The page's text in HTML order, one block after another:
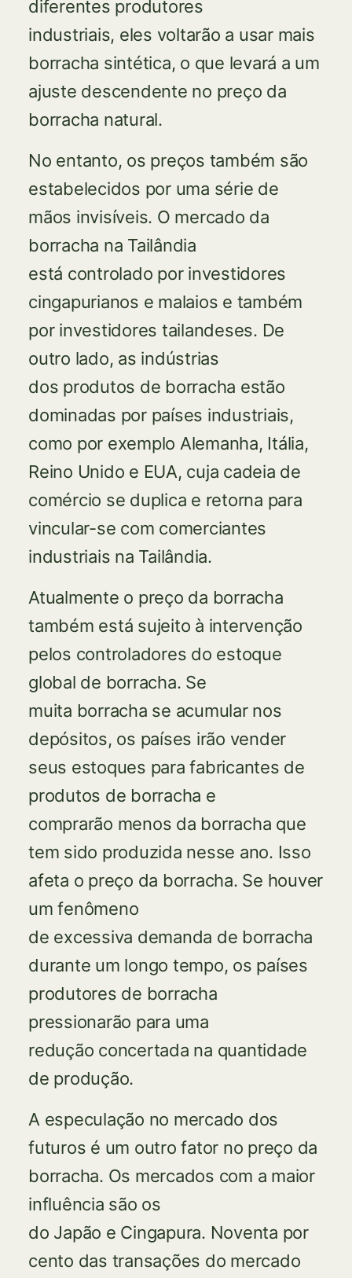
diferentes produtores
industriais, eles voltarão a usar mais
borracha sintética, o que levará a um
ajuste descendente no preço da
borracha natural.
No entanto, os preços também são
estabelecidos por uma série de
mãos invisíveis. O mercado da
borracha na Tailândia
está controlado por investidores
cingapurianos e malaios e também
por investidores tailandeses. De
outro lado, as indústrias
dos produtos de borracha estão
dominadas por países industriais,
como por exemplo Alemanha, Itália,
Reino Unido e EUA, cuja cadeia de
comércio se duplica e retorna para
vincular-se com comerciantes
industriais na Tailândia.
Atualmente o preço da borracha
também está sujeito à intervenção
pelos controladores do estoque
global de borracha. Se
muita borracha se acumular nos
depósitos, os países irão vender
seus estoques para fabricantes de
produtos de borracha e
comprarão menos da borracha que
tem sido produzida nesse ano. Isso
afeta o preço da borracha. Se houver
um fenômeno
de excessiva demanda de borracha
durante um longo tempo, os países
produtores de borracha
pressionarão para uma
redução concertada na quantidade
de produção.
A especulação no mercado dos
futuros é um outro fator no preço da
borracha. Os mercados com a maior
influência são os
do Japão e Cingapura. Noventa por
cento das transações do mercado